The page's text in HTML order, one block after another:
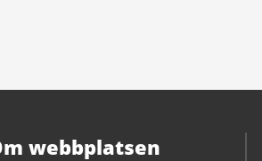
webbplatsen